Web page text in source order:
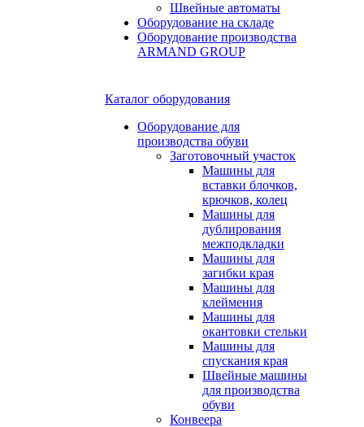
Швейные автоматы
Оборудование на складе
Оборудование производства
ARMAND GROUP
Каталог оборудования
Оборудование для
производства обуви
Заготовочный участок
Машины для
вставки блочков,
крючков, колец
Машины для
дублирования
межподкладки
Машины для
загибки края
Машины для
клеймения
Машины для
окантовки стельки
Машины для
спускания края
Швейные машины
для производства
обуви
Конвеера